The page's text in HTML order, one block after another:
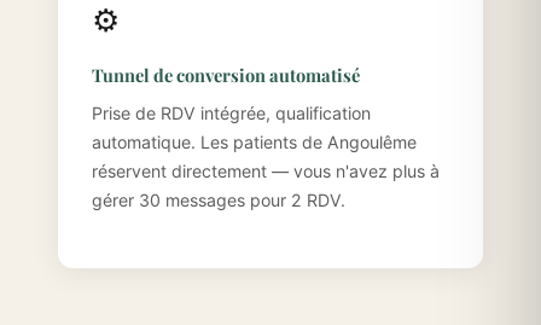
⚙️
Tunnel de conversion automatisé
Prise de RDV intégrée, qualification
automatique. Les patients de Angoulême
réservent directement — vous n'avez plus à
gérer 30 messages pour 2 RDV.